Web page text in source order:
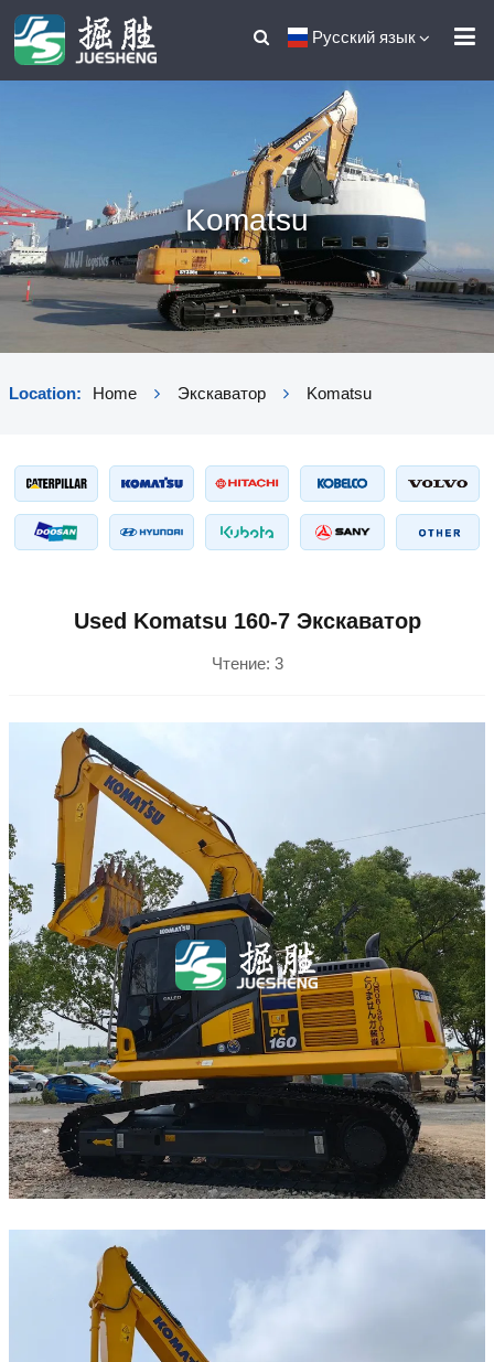
Русский язык
Komatsu
Location: Home Экскаватор Komatsu
Used Komatsu 160-7 Экскаватор
Чтение: 3